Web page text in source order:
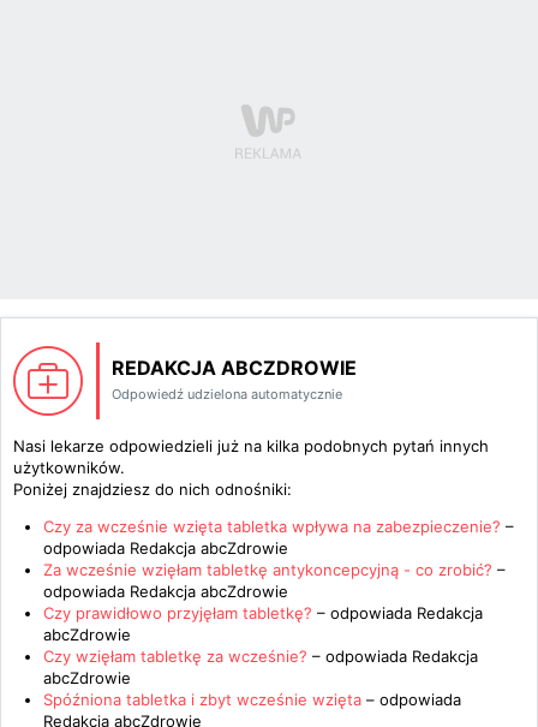
REDAKCJA ABCZDROWIE
Odpowiedź udzielona automatycznie
Nasi lekarze odpowiedzieli już na kilka podobnych pytań innych
użytkowników.
Poniżej znajdziesz do nich odnośniki:
Czy za wcześnie wzięta tabletka wpływa na zabezpieczenie? –
odpowiada Redakcja abcZdrowie
Za wcześnie wzięłam tabletkę antykoncepcyjną - co zrobić? –
odpowiada Redakcja abcZdrowie
Czy prawidłowo przyjęłam tabletkę? – odpowiada Redakcja
abcZdrowie
Czy wzięłam tabletkę za wcześnie? – odpowiada Redakcja
abcZdrowie
Spóźniona tabletka i zbyt wcześnie wzięta – odpowiada
Redakcja abcZdrowie